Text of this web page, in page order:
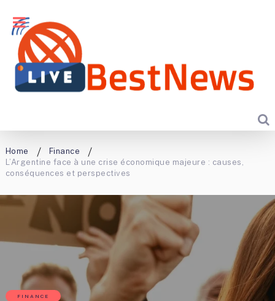
Home
Finance
L’Argentine face à une crise économique majeure : causes,
conséquences et perspectives
FINANCE